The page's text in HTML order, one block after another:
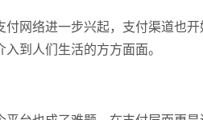
网络进一步兴起，支付渠道也
到人们生活的方方面面。